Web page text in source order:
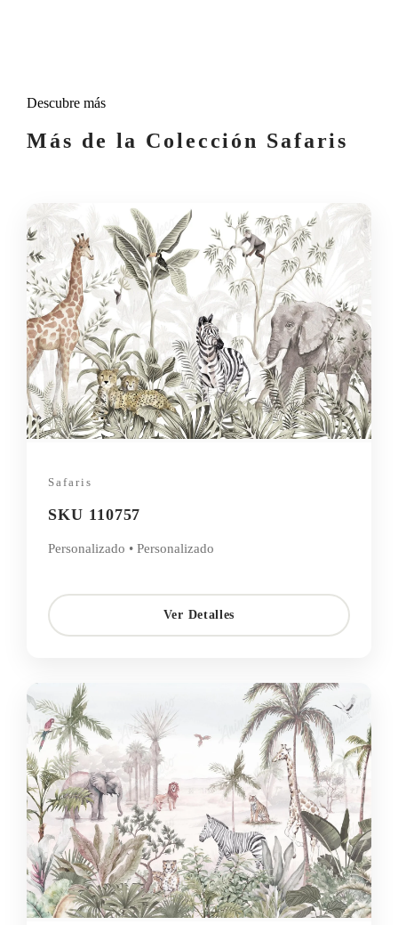
Descubre más
Más de la Colección Safaris
Safaris
SKU 110757
Personalizado • Personalizado
Ver Detalles